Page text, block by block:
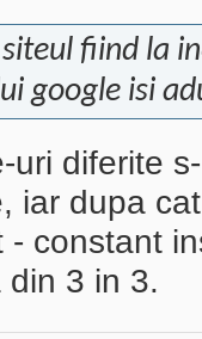
fiind la
google isi
uri diferite
iar dupa
constant
3 in 3.